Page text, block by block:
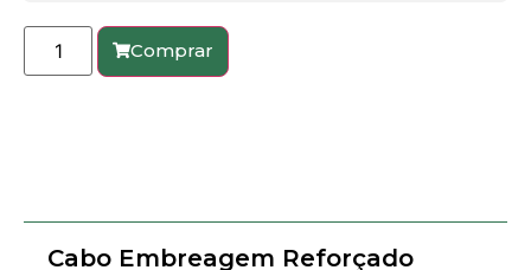
Comprar
Cabo Embreagem Reforçado